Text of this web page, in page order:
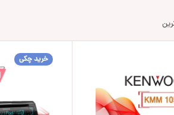
خرید چکی